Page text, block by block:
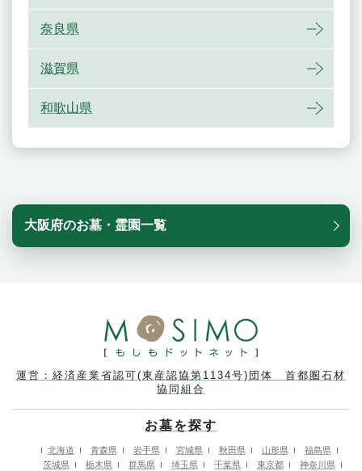
奈良県
滋賀県
和歌山県
大阪府のお墓・霊園一覧
運営：経済産業省認可(東産認協第1134号)団体 首都圏石材
協同組合
お墓を探す
北海道 青森県 岩手県 宮城県 秋田県 山形県
福島県
茨城県
栃木県 群馬県 埼玉県 千葉県 東京都
神奈川県